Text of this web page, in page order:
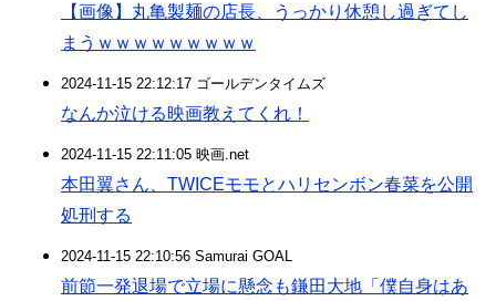
【画像】丸亀製麺の店長、うっかり休憩し過ぎてし
まうｗｗｗｗｗｗｗｗｗ
2024-11-15 22:12:17 ゴールデンタイムズ
なんか泣ける映画教えてくれ！
2024-11-15 22:11:05 映画.net
本田翼さん、TWICEモモとハリセンボン春菜を公開
処刑する
2024-11-15 22:10:56 Samurai GOAL
前節一発退場で立場に懸念も鎌田大地「僕自身はあ